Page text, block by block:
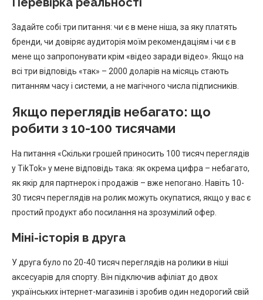
Задайте собі три питання: чи є в мене ніша, за яку платять
бренди, чи довіряє аудиторія моїм рекомендаціям і чи є в
мене що запропонувати крім «відео заради відео». Якщо на
всі три відповідь «так» – 2000 доларів на місяць стають
питанням часу і системи, а не магічного числа підписників.
Якщо переглядів небагато: що
робити з 10-100 тисячами
На питання «Скільки грошей приносить 100 тисяч переглядів
у TikTok» у мене відповідь така: як окрема цифра – небагато,
як якір для партнерок і продажів – вже непогано. Навіть 10-
30 тисяч переглядів на ролик можуть окупатися, якщо у вас є
простий продукт або посилання на зрозумілий офер.
Міні-історія в друга
У друга було по 20-40 тисяч переглядів на ролики в ніші
аксесуарів для спорту. Він підключив афіліат до двох
українських інтернет-магазинів і зробив один недорогий свій